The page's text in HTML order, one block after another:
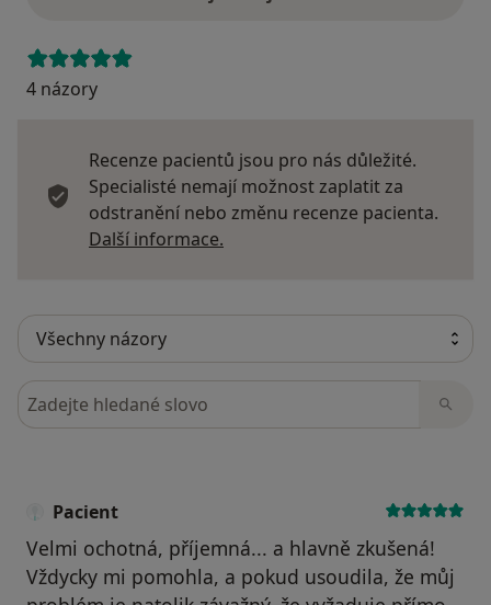
4 názory
Recenze pacientů jsou pro nás důležité.
Specialisté nemají možnost zaplatit za
odstranění nebo změnu recenze pacienta.
Další informace.
Hledejte v názorech
Pacient
Velmi ochotná, příjemná... a hlavně zkušená!
Vždycky mi pomohla, a pokud usoudila, že můj